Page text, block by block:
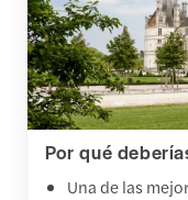
Por qué
Una de las